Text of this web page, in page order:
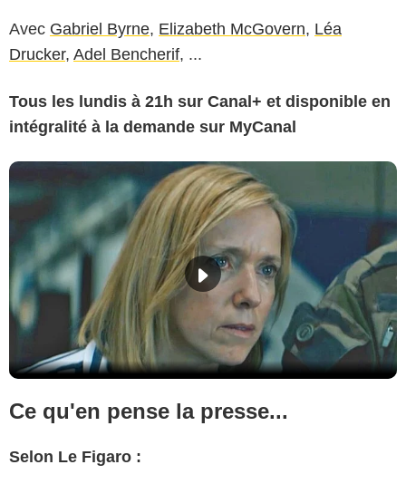
Avec Gabriel Byrne, Elizabeth McGovern, Léa
Drucker, Adel Bencherif, ...
Tous les lundis à 21h sur Canal+ et disponible en
intégralité à la demande sur MyCanal
Ce qu'en pense la presse...
Selon Le Figaro :